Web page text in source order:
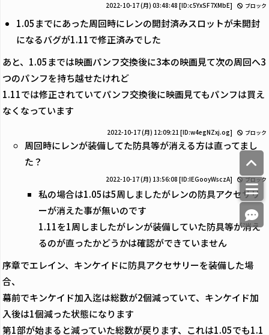
2022-10-17 (月) 03:48:48 [ID:c5YxSF7XMbE] ブロック
1.05までにあった周回時にレンの開封済みスロットが未開封
になるバグが1.11で修正済みでした
あと、1.05までは映画パンフ交換後に3本の映画見て次の周回へ3
つのパンフを持ち越せたけれど
1.11では修正されていてパンフ交換後に映画見てもパンフは買え
なくなっています
2022-10-17 (月) 12:09:21 [ID:w4egNZxj.og] ブロック
周回時にレンが装備してた防具等が消える方は直ってまし
た？
2022-10-17 (月) 13:56:08 [ID:IEGooyWsczA] ブロック
私の場合は1.05は5周しましたがレンの防具アクセサリ
ーが消えた事が無いのです
1.11を1周しましたがレンが装備していた防具等が消え
るのが直ったかどうかは確認ができていません
序章でエレイン、キンケイドに防具アクセサリーを装備した場
合、
幕前でキンケイド加入迄は総数が2個減っていて、キンケイド加
入後は1個減った状態になります
第1部が始まると減っていた総数が戻ります、これは1.05でも1.1